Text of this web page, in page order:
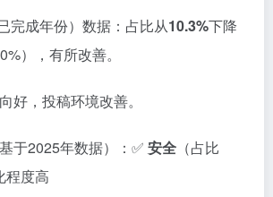
已完成年份）数据：占比从10.3%下降
），有所改善。
好，投稿环境改善。
基于2025年数据）：✅ 安全 （占比
度高